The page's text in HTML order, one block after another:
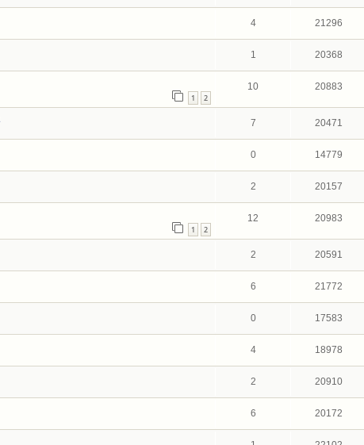
4 21296
1 20368
1 2
10 20883
7 20471
0 14779
2 20157
1 2
12 20983
2 20591
6 21772
0 17583
4 18978
2 20910
6 20172